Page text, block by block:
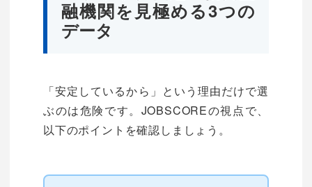
融機関を見極める3つの
データ
「安定しているから」という理由だけで選
ぶのは危険です。JOBSCOREの視点で、
以下のポイントを確認しましょう。